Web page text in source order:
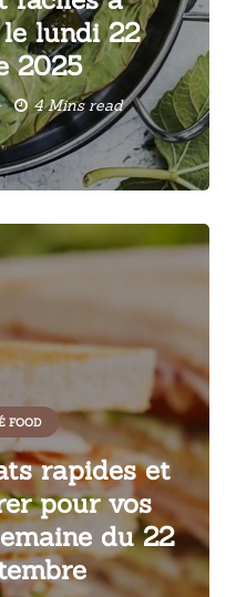
lundi 22
2025
4 Mins read
FOOD
rapides et
pour vos
du 22